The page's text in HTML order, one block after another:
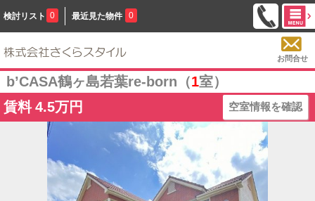
検討リスト 0 最近見た物件 0
お問合せ
b’CASA鶴ヶ島若葉re-born（1室）
賃料 4.5万円 空室情報を確認